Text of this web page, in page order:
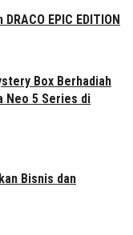
EPIC EDITION
Box Berhadiah
Neo 5 Series di
Bisnis dan